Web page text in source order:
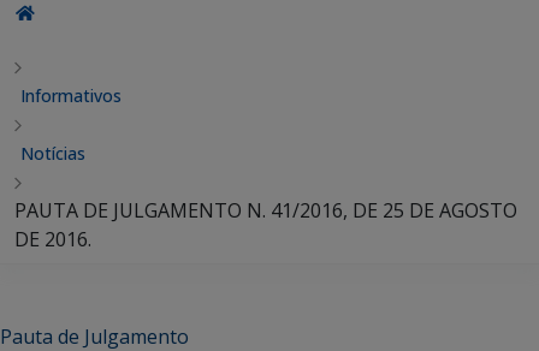
Informativos
Notícias
PAUTA DE JULGAMENTO N. 41/2016, DE 25 DE AGOSTO
DE 2016.
Pauta de Julgamento